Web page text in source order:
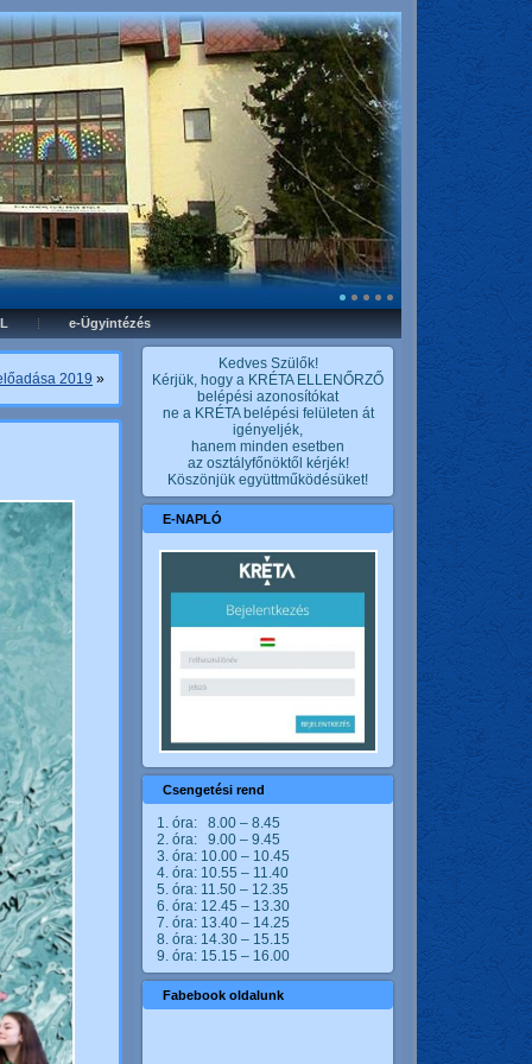
e-Ügyintézés
2019 »
Kedves Szülők!
Kérjük, hogy a KRÉTA ELLENŐRZŐ
belépési azonosítókat
ne a KRÉTA belépési felületen át
igényeljék,
hanem minden esetben
az osztályfőnöktől kérjék!
Köszönjük együttműködésüket!
E-NAPLÓ
Csengetési rend
1. óra: 8.00 – 8.45
2. óra: 9.00 – 9.45
3. óra: 10.00 – 10.45
4. óra: 10.55 – 11.40
5. óra: 11.50 – 12.35
6. óra: 12.45 – 13.30
7. óra: 13.40 – 14.25
8. óra: 14.30 – 15.15
9. óra: 15.15 – 16.00
Fabebook oldalunk